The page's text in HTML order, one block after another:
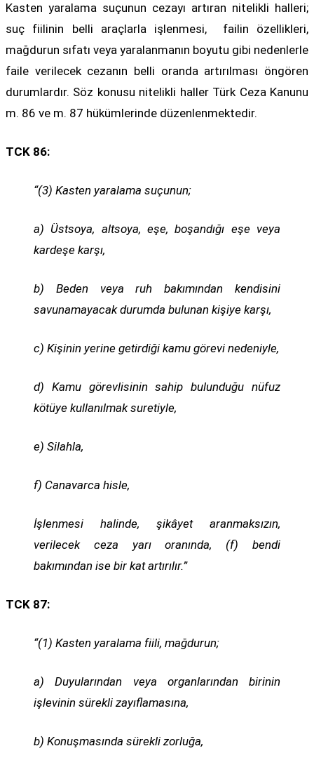
Kasten yaralama suçunun cezayı artıran nitelikli halleri;
suç fiilinin belli araçlarla işlenmesi, failin özellikleri,
mağdurun sıfatı veya yaralanmanın boyutu gibi nedenlerle
faile verilecek cezanın belli oranda artırılması öngören
durumlardır. Söz konusu nitelikli haller Türk Ceza Kanunu
m. 86 ve m. 87 hükümlerinde düzenlenmektedir.
TCK 86:
“(3) Kasten yaralama suçunun;
a) Üstsoya, altsoya, eşe, boşandığı eşe veya
kardeşe karşı,
b) Beden veya ruh bakımından kendisini
savunamayacak durumda bulunan kişiye karşı,
c) Kişinin yerine getirdiği kamu görevi nedeniyle,
d) Kamu görevlisinin sahip bulunduğu nüfuz
kötüye kullanılmak suretiyle,
e) Silahla,
f) Canavarca hisle,
İşlenmesi halinde, şikâyet aranmaksızın,
verilecek ceza yarı oranında, (f) bendi
bakımından ise bir kat artırılır.”
TCK 87:
“(1) Kasten yaralama fiili, mağdurun;
a) Duyularından veya organlarından birinin
işlevinin sürekli zayıflamasına,
b) Konuşmasında sürekli zorluğa,